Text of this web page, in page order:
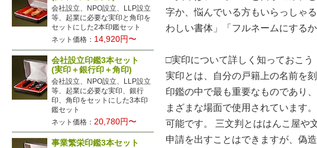
字か、悩んでいる方もいらっしゃ
わしい書体」「フルネームにする
□実印について詳しく知っておこう
実印とは、自分の戸籍上の名前を
印鑑の中で最も重要なものであり
まざまな場面で使用されています
可能です。 三文判とははんこ屋や
申請を出すことはできますが、偽
会社設立、NPO設立、LLP設立
等、起業に必要な実印と角印を
セットにした2本印鑑セット
ネット価格： 14,920円〜
会社設立印鑑3本セット
(実印＋銀行印＋角印)
会社設立、NPO設立、LLP設立
等、起業に必要な実印、銀行
印、角印をセットにした3本印
鑑セット
ネット価格：20,780円〜
事業繁栄印鑑3本セット